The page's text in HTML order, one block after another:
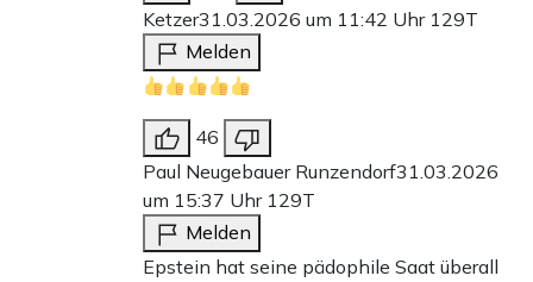
Ketzer31.03.2026 um 11:42 Uhr 129T
Melden
46
Paul Neugebauer Runzendorf31.03.2026
um 15:37 Uhr 129T
Melden
Epstein hat seine pädophile Saat überall